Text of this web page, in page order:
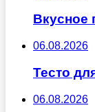
Вкусное
06.08.2026
Тесто
06.08.2026